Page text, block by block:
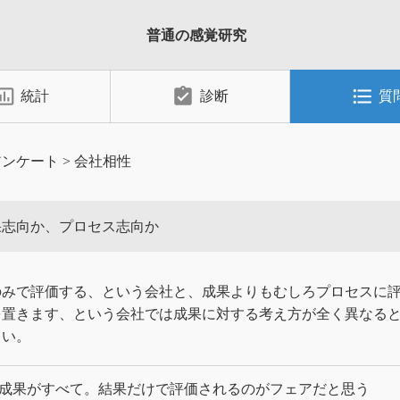
普通の感覚研究
統計 assignment_turned_in 診断 format_list_bulleted 質
ケート > 会社相性
向か、プロセス志向か
で評価する、という会社と、成果よりもむしろプロセスに
きます、という会社では成果に対する考え方が全く異なる
。
果がすべて。結果だけで評価されるのがフェアだと思う